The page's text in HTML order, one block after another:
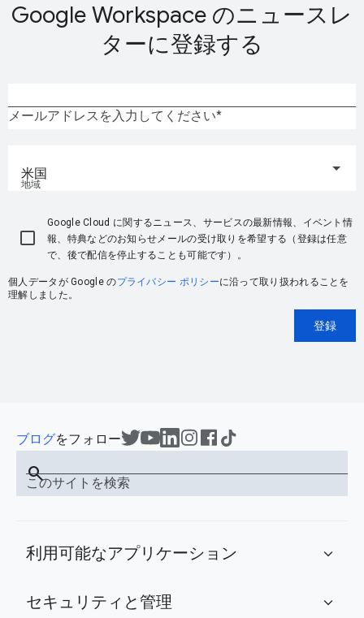
Google Workspace のニュースレ
ターに登録する
メールアドレスを入力してください
地域
米国
Google Cloud に関するニュース、サービスの最新情報、イベント情
報、特典などのお知らせメールの受け取りを希望する（登録は任意
で、後で配信を停止することも可能です）。
個人データが Google のプライバシー ポリシーに沿って取り扱われることを
理解しました。
登録
ブログをフォロー
このサイトを検索
search
利用可能なアプリケーション expand_more
セキュリティと管理 expand_more